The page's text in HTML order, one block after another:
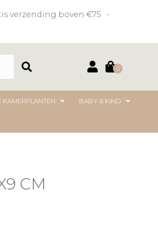
verzending boven €75 •
0
KAMERPLANTEN BABY & KIND
CM